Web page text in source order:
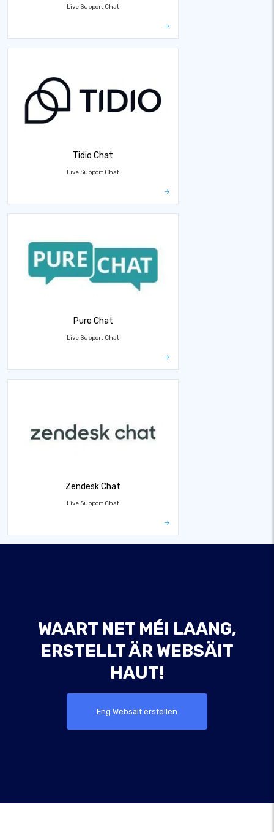
Live Support Chat
Tidio Chat
Live Support Chat
Pure Chat
Live Support Chat
Zendesk Chat
Live Support Chat
WAART NET MÉI LAANG,
ERSTELLT ÄR WEBSÄIT
HAUT!
Eng Websäit erstellen